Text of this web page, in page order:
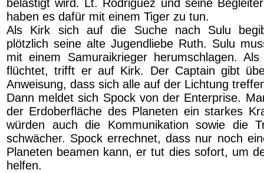
belästigt wird. Lt. Rodriguez und seine
haben es dafür mit einem Tiger zu tun.
Als Kirk sich auf die Suche nach Sulu
plötzlich seine alte Jugendliebe Ruth. Sulu
mit einem Samuraikrieger herumschlagen.
flüchtet, trifft er auf Kirk. Der Captain gibt
Anweisung, dass sich alle auf der Lichtung
Dann meldet sich Spock von der Enterprise.
der Erdoberfläche des Planeten ein starkes
würden auch die Kommunikation sowie die
schwächer. Spock errechnet, dass nur noch
Planeten beamen kann, er tut dies sofort, um
helfen.